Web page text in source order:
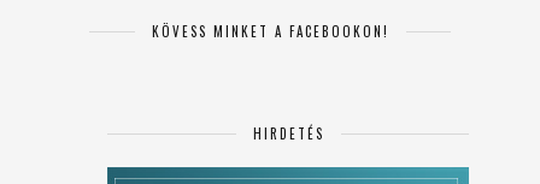
KÖVESS MINKET A FACEBOOKON!
HIRDETÉS